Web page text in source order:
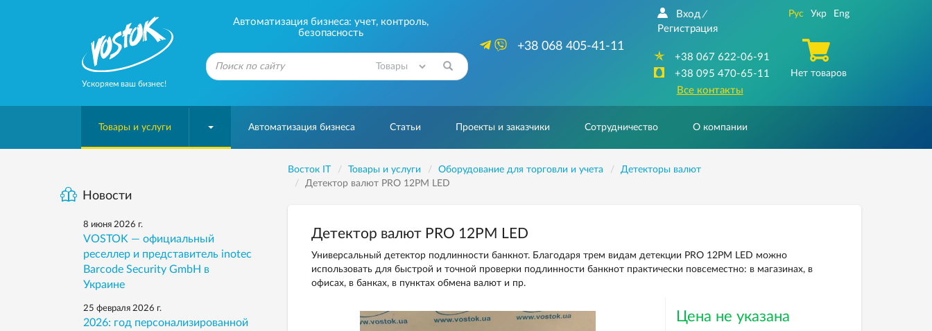
Ускоряем ваш бизнес!
Автоматизация бизнеса: учет, контроль,
безопасность
+38 068 405-41-11
Вход /
Регистрация
+38 067 622-06-91
+38 095 470-65-11
Все контакты
Рус Укр Eng
Нет товаров
Товары и услуги Автоматизация бизнеса Статьи Проекты и заказчики Сотрудничество О компании
Восток IT Товары и услуги Оборудование для торговли и учета
Детекторы валют
Детектор валют PRO 12PM LED
Детектор валют PRO 12PM LED
Универсальный детектор подлинности банкнот. Благодаря трем видам детекции PRO 12PM LED можно
использовать для быстрой и точной проверки подлинности банкнот практически повсеместно: в магазинах, в
офисах, в банках, в пунктах обмена валют и пр.
Цена не указана
Новости
8 июня 2026 г.
VOSTOK — официальный
реселлер и представитель inotec
Barcode Security GmbH в
Украине
25 февраля 2026 г.
2026: год персонализированной